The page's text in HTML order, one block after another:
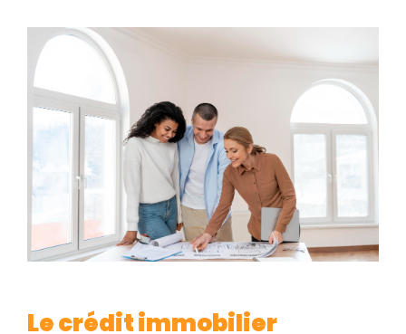
Le crédit immobilier